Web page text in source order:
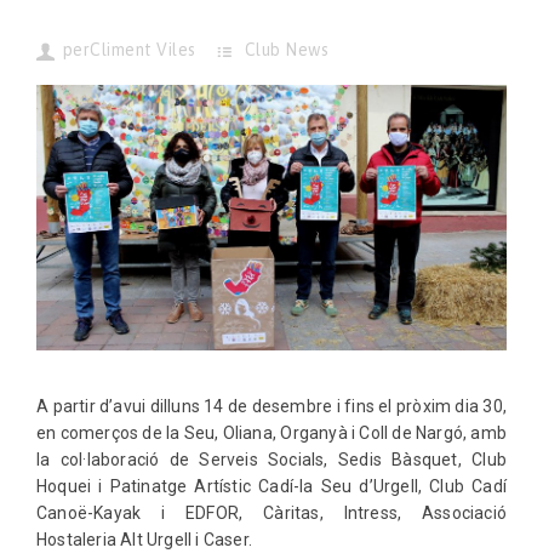
perCliment Viles Club News
A partir d’avui dilluns 14 de desembre i fins el pròxim dia 30,
en comerços de la Seu, Oliana, Organyà i Coll de Nargó, amb
la col·laboració de Serveis Socials, Sedis Bàsquet, Club
Hoquei i Patinatge Artístic Cadí-la Seu d’Urgell, Club Cadí
Canoë-Kayak i EDFOR, Càritas, Intress, Associació
Hostaleria Alt Urgell i Caser.